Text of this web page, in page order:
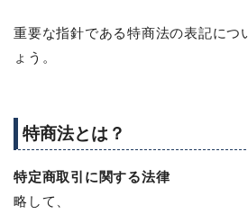
重要な指針である特商法の表記につ
ょう。
特商法とは？
特定商取引に関する法律
略して、